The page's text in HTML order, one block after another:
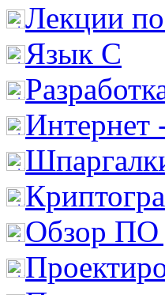
Лекции
Язык С
Интернет
Обзор